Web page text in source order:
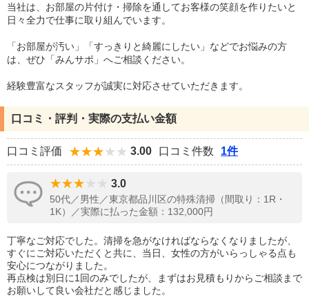
当社は、お部屋の片付け・掃除を通してお客様の笑顔を作りたいと
日々全力で仕事に取り組んでいます。
「お部屋が汚い」「すっきりと綺麗にしたい」などでお悩みの方
は、ぜひ「みんサポ」へご相談ください。
経験豊富なスタッフが誠実に対応させていただきます。
口コミ・評判・実際の支払い金額
口コミ評価 3.00 口コミ件数 1件
3.0
50代／男性／東京都品川区の特殊清掃（間取り：1R・
1K）／実際に払った金額：132,000円
丁寧なご対応でした。清掃を急がなければならなくなりましたが、
すぐにご対応いただくと共に、当日、女性の方がいらっしゃる点も
安心につながりました。
再点検は別日に1回のみでしたが、まずはお見積もりからご相談まで
お願いして良い会社だと感じました。